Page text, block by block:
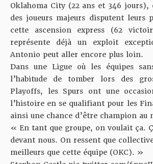
Oklahoma City (22 ans et 346
des joueurs majeurs disputent leurs
cette ascension express (62
représente déjà un exploit
Antonio peut aller encore plus loin.
Dans une Ligue où les équipes
l’habitude de tomber lors des
Playoffs, les Spurs ont une
l’histoire en se qualifiant pour les
ainsi une chance d’être champion au
« En tant que groupe, on voulait ça.
devant nous. On ressent que
meilleurs que cette équipe (OKC). »